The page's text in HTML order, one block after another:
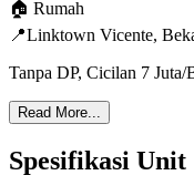
🏠 Rumah
📍Linktown Vicente,
Tanpa DP, Cicilan 7 Juta/
Read More...
Spesifikasi Unit